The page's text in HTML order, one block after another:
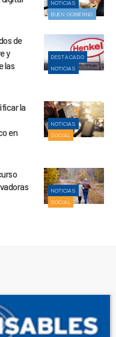
NOTICIAS
BUEN GOBIERNO
DESTACADO
NOTICIAS
de
y
las
NOTICIAS
SOCIAL
la
en
NOTICIAS
SOCIAL